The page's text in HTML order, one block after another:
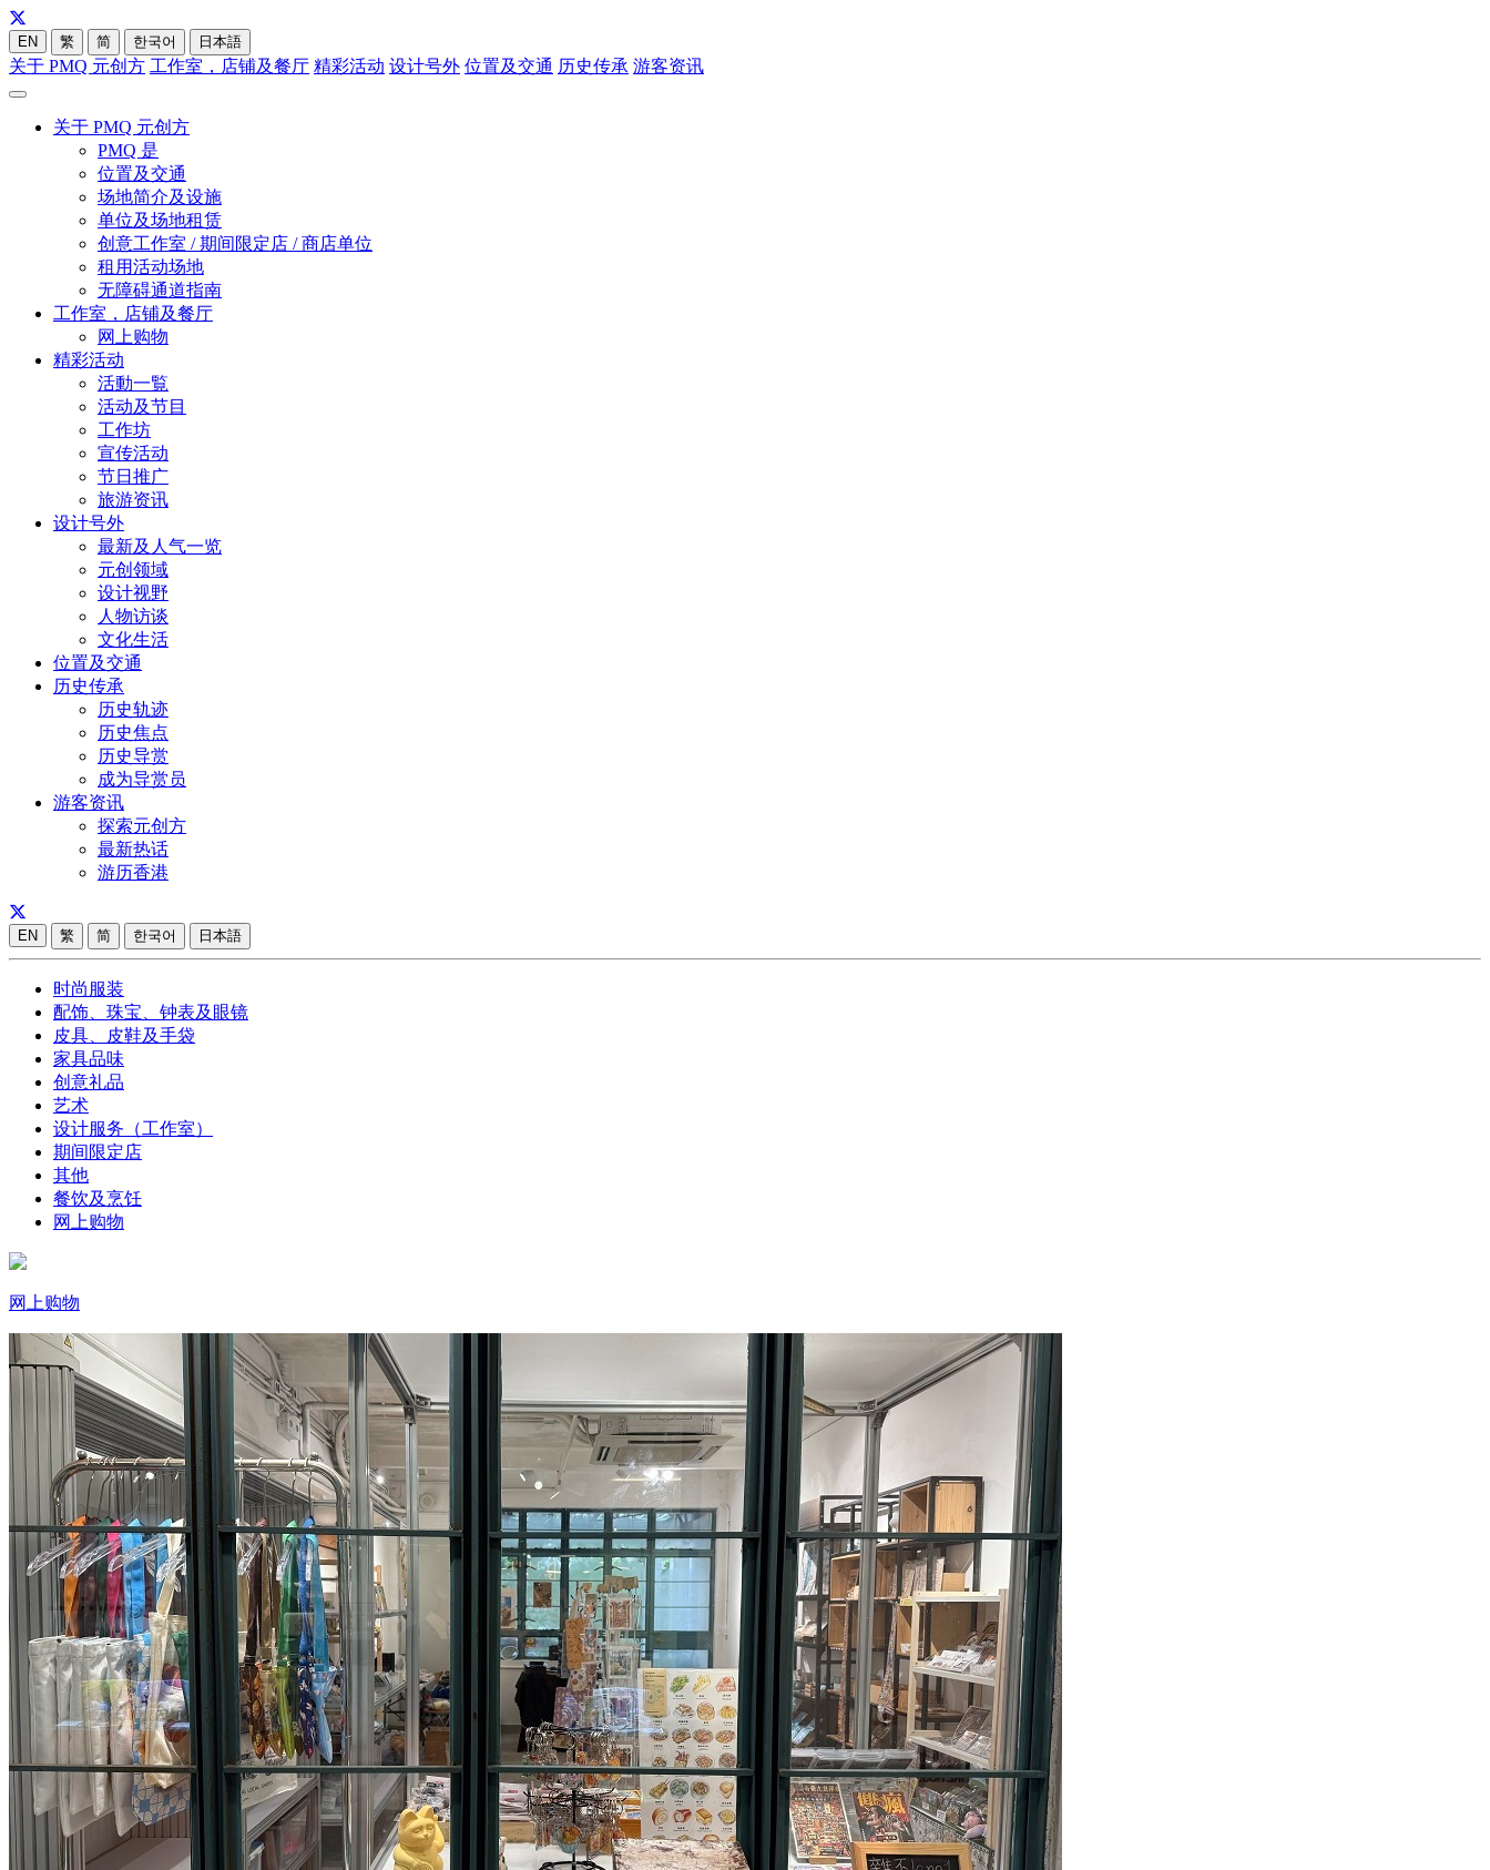
EN 繁 简 한국어 日本語
关于 PMQ 元创方 工作室，店铺及餐厅 精彩活动 设计号外 位置及交通 历史传承 游客资讯
关于 PMQ 元创方
PMQ 是
位置及交通
场地简介及设施
单位及场地租赁
创意工作室 / 期间限定店 / 商店单位
租用活动场地
无障碍通道指南
工作室，店铺及餐厅
网上购物
精彩活动
活動一覧
活动及节目
工作坊
宣传活动
节日推广
旅游资讯
设计号外
最新及人气一览
元创领域
设计视野
人物访谈
文化生活
位置及交通
历史传承
历史轨迹
历史焦点
历史导赏
成为导赏员
游客资讯
探索元创方
最新热话
游历香港
EN 繁 简 한국어 日本語
时尚服装
配饰、珠宝、钟表及眼镜
皮具、皮鞋及手袋
家具品味
创意礼品
艺术
设计服务（工作室）
期间限定店
其他
餐饮及烹饪
网上购物
网上购物